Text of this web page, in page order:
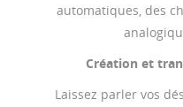
automatiques, des
Création et
Laissez parler vos